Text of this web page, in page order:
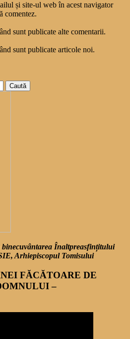
și site-ul web în acest navigator
comentez.
sunt publicate alte comentarii.
sunt publicate articole noi.
binecuvântarea Înaltpreasfințitului
Arhiepiscopul Tomisului
FĂCĂTOARE DE
–